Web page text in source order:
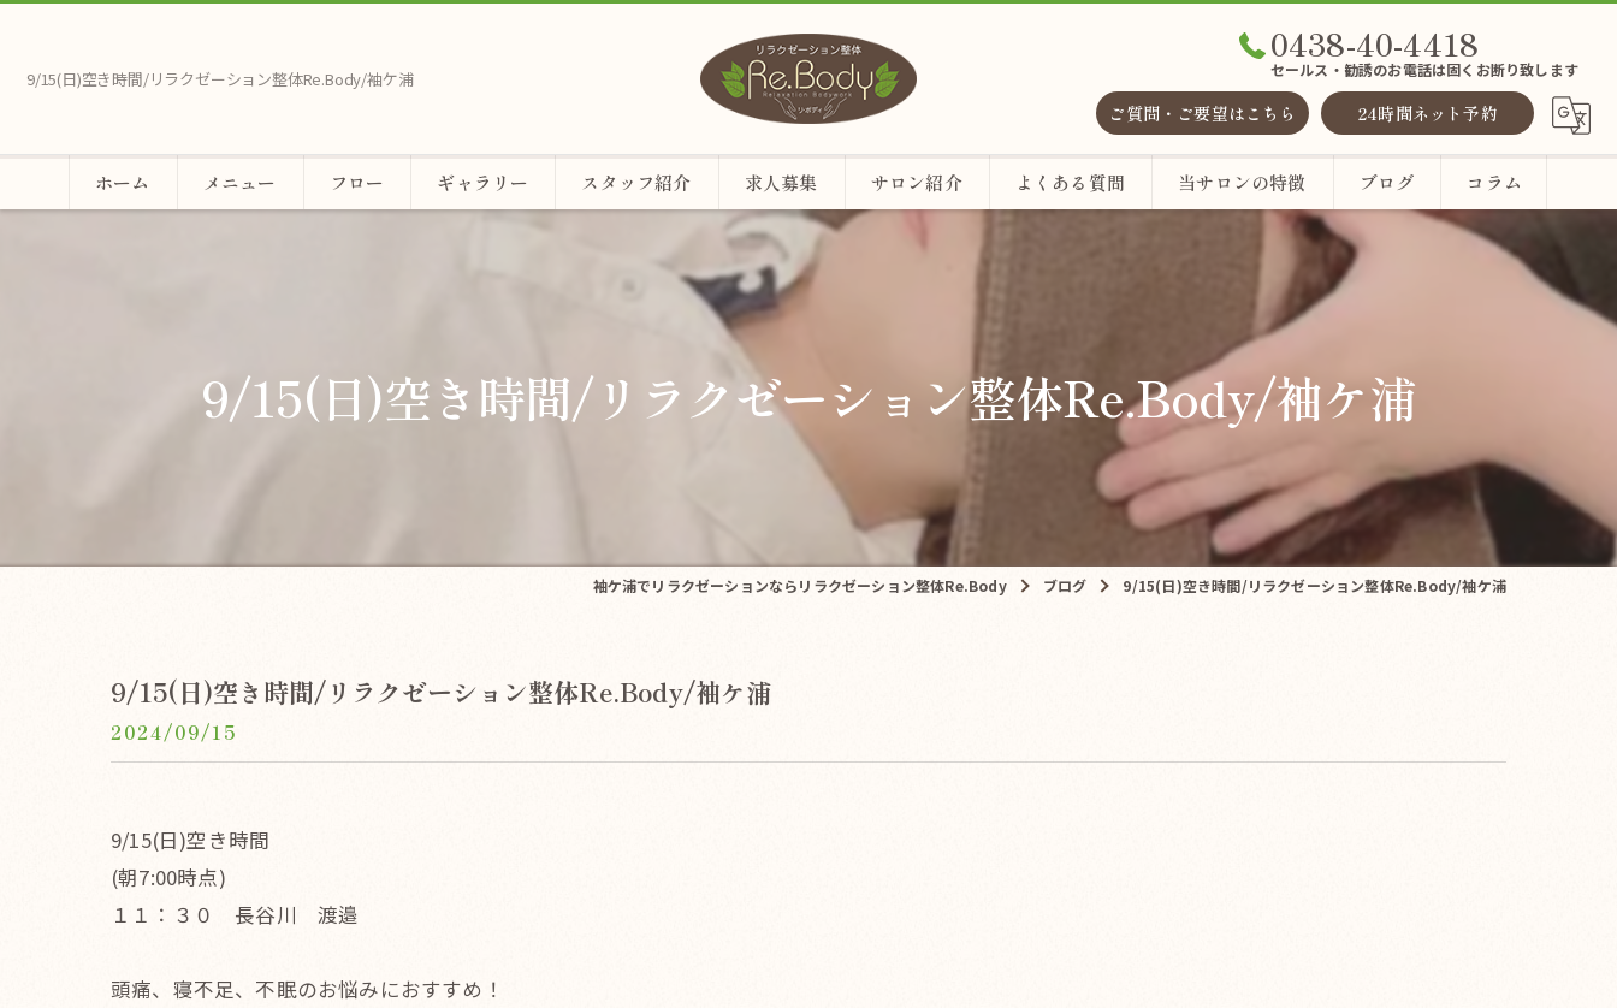
9/15(日)空き時間/リラクゼーション整体Re.Body/袖ケ浦
0438-40-4418
セールス・勧誘のお電話は固くお断り致します
ご質問・ご要望はこちら 24時間ネット予約
ホーム メニュー フロー ギャラリー スタッフ紹介 求人募集 サロン紹介 よくある質問 当サロンの特徴 ブログ コラム
9/15(日)空き時間/リラクゼーション整体Re.Body/袖ケ浦
袖ケ浦でリラクゼーションならリラクゼーション整体Re.Body ブログ 9/15(日)空き時間/リラクゼーション整体Re.Body/袖ケ浦
9/15(日)空き時間/リラクゼーション整体Re.Body/袖ケ浦
2024/09/15
9/15(日)空き時間
(朝7:00時点)
１１：３０ 長谷川 渡邉
頭痛、寝不足、不眠のお悩みにおすすめ！